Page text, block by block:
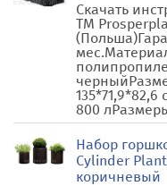
Скачать
TM
135*71,9*82,6
800
Набор
Cylinder
коричневый